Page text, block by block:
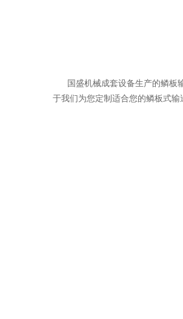
国盛机械成套设备生产的鳞板输
于我们为您定制适合您的鳞板式输